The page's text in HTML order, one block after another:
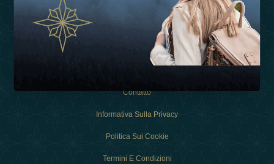
Esperienza
Contatto
Informativa Sulla Privacy
Politica Sui Cookie
Termini E Condizioni